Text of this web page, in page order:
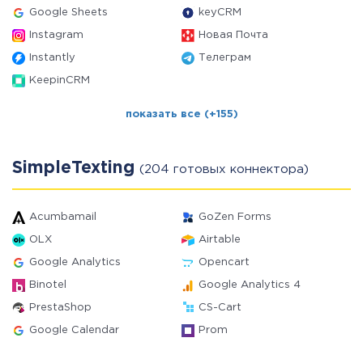
Google Sheets keyCRM
Instagram Новая Почта
Instantly Телеграм
KeepinCRM
показать все (+155)
SimpleTexting (204 готовых коннектора)
Acumbamail GoZen Forms
OLX Airtable
Google Analytics Opencart
Binotel Google Analytics 4
PrestaShop CS-Cart
Google Calendar Prom